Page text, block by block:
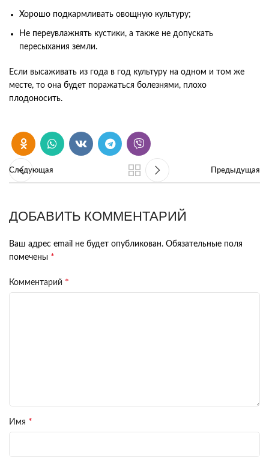
Хорошо подкармливать овощную культуру;
Не переувлажнять кустики, а также не допускать
пересыхания земли.
Если высаживать из года в год культуру на одном и том же
месте, то она будет поражаться болезнями, плохо
плодоносить.
Следующая Предыдущая
ДОБАВИТЬ КОММЕНТАРИЙ
Ваш адрес email не будет опубликован. Обязательные поля
помечены *
Комментарий *
Имя *